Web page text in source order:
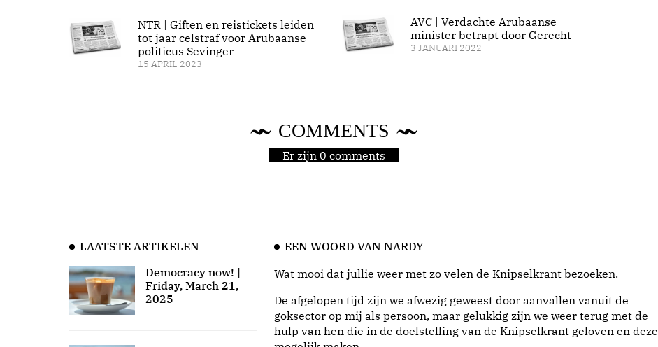
NTR | Giften en reistickets leiden
tot jaar celstraf voor Arubaanse
politicus Sevinger
15 APRIL 2023
AVC | Verdachte Arubaanse
minister betrapt door Gerecht
3 JANUARI 2022
COMMENTS
Er zijn 0 comments
LAATSTE ARTIKELEN
Democracy now! |
Friday, March 21,
2025
EEN WOORD VAN NARDY
Wat mooi dat jullie weer met zo velen de Knipselkrant bezoeken.
De afgelopen tijd zijn we afwezig geweest door aanvallen vanuit de
goksector op mij als persoon, maar gelukkig zijn we weer terug met de
hulp van hen die in de doelstelling van de Knipselkrant geloven en deze